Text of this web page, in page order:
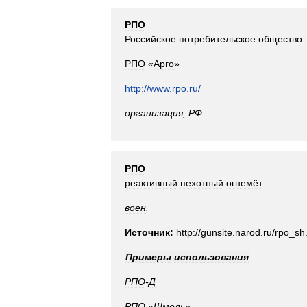
РПО
Российское потребительское общество
РПО «Арго»
http://www. rpo ru/
организация, РФ
РПО
реактивный пехотный огнемёт
воен
Источник: http://gunsite narod ru/rpo sh
Примеры использования
РПО-Д